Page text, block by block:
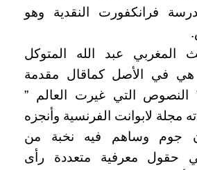
فرانكفورت النقدية وهو
المغربي عبد الله المتوكل
هي في الأصل كماقال مقدمة
النصوص التي غيرت العالم ”
مجلة لابوانت الفرنسية وأنجزه
جوم وساهم فيه نخبة من
حقول معرفية متعددة رأى